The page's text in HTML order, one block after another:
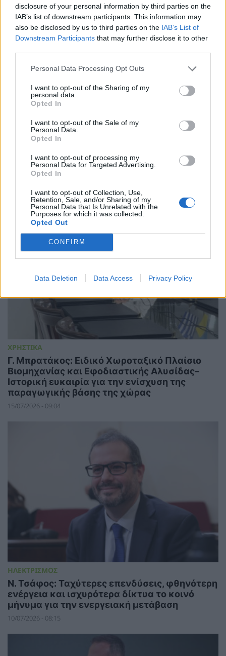
disclosure of your personal information by third parties on the
IAB’s list of downstream participants. This information may
also be disclosed by us to third parties on the IAB’s List of
Downstream Participants that may further disclose it to other
Personal Data Processing Opt Outs
I want to opt-out of the Sharing of my
personal data.
Opted In
I want to opt-out of the Sale of my
Personal Data.
Opted In
I want to opt-out of processing my
Personal Data for Targeted Advertising.
Opted In
I want to opt-out of Collection, Use,
Retention, Sale, and/or Sharing of my
Personal Data that Is Unrelated with the
Purposes for which it was collected.
Opted Out
CONFIRM
Data Deletion Data Access Privacy Policy
ΧΡΗΣΤΙΚΑ
θέσπιση μηχανισμού ανάκτησης κόστους
επενδύσεων για την εξυπηρέτηση
24/07/2026 - 09:41
ΧΡΗΣΤΙΚΑ
Γ. Μπρατάκος: Ειδικό Χωροταξικό Πλαίσιο
Βιομηχανίας και Εφοδιαστικής Αλυσίδας–
Ιστορική ευκαιρία για την ενίσχυση της
παραγωγικής βάσης της χώρας
15/07/2026 - 09:04
ΗΛΕΚΤΡΙΣΜΟΣ
Ν. Τσάφος: Ταχύτερες επενδύσεις, φθηνότερη
ενέργεια και ισχυρότερα δίκτυα το κοινό
μήνυμα για την ενεργειακή μετάβαση
10/07/2026 - 08:15